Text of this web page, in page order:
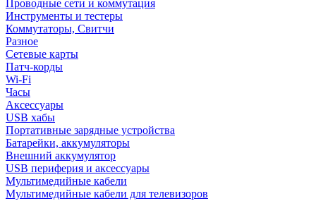
Проводные сети и коммутация
Инструменты и тестеры
Коммутаторы, Свитчи
Разное
Сетевые карты
Патч-корды
Wi-Fi
Часы
Аксессуары
USB хабы
Портативные зарядные устройства
Батарейки, аккумуляторы
Внешний аккумулятор
USB периферия и аксессуары
Мультимедийные кабели
Мультимедийные кабели для телевизоров